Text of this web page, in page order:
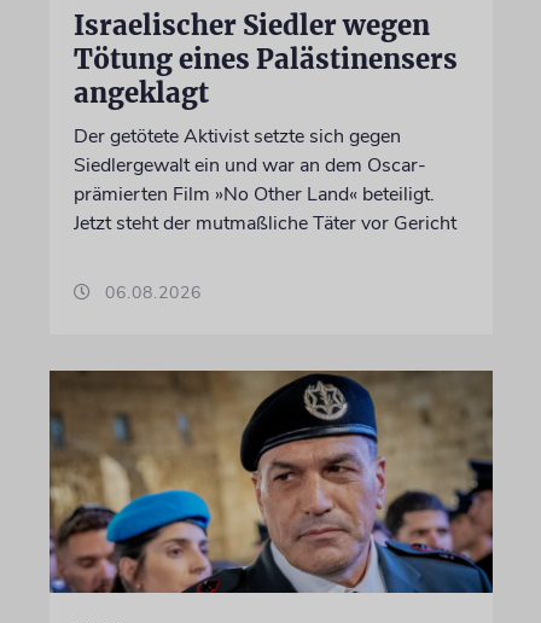
Israelischer Siedler wegen
Tötung eines Palästinensers
angeklagt
Der getötete Aktivist setzte sich gegen
Siedlergewalt ein und war an dem Oscar-
prämierten Film »No Other Land« beteiligt.
Jetzt steht der mutmaßliche Täter vor Gericht
06.08.2026